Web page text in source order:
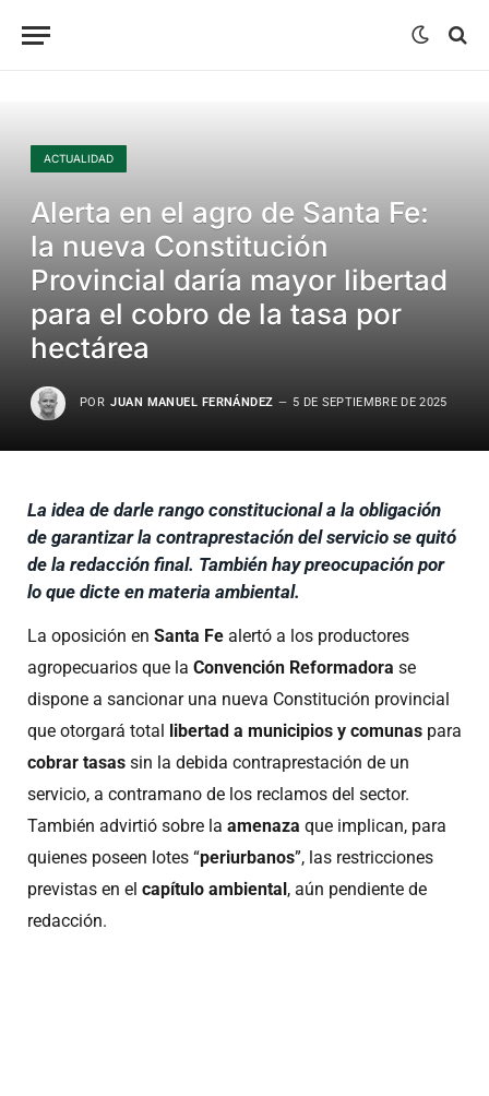
ACTUALIDAD
Alerta en el agro de Santa Fe:
la nueva Constitución
Provincial daría mayor libertad
para el cobro de la tasa por
hectárea
POR JUAN MANUEL FERNÁNDEZ 5 DE SEPTIEMBRE DE 2025
La idea de darle rango constitucional a la obligación
de garantizar la contraprestación del servicio se quitó
de la redacción final. También hay preocupación por
lo que dicte en materia ambiental.
La oposición en Santa Fe alertó a los productores
agropecuarios que la Convención Reformadora se
dispone a sancionar una nueva Constitución provincial
que otorgará total libertad a municipios y comunas para
cobrar tasas sin la debida contraprestación de un
servicio, a contramano de los reclamos del sector.
También advirtió sobre la amenaza que implican, para
quienes poseen lotes “periurbanos”, las restricciones
previstas en el capítulo ambiental, aún pendiente de
redacción.